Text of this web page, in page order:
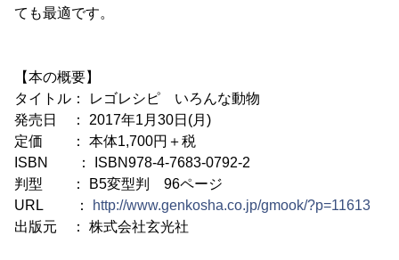
ても最適です。
【本の概要】
タイトル： レゴレシピ いろんな動物
発売日 ： 2017年1月30日(月)
定価 ： 本体1,700円＋税
ISBN ： ISBN978-4-7683-0792-2
判型 ： B5変型判 96ページ
URL ：
http://www.genkosha.co.jp/gmook/?p=11613
出版元 ： 株式会社玄光社